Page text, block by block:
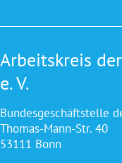
Arbeitskreis
e. V.
Bundesgeschäftstelle
Thomas-Mann-Str. 40
53111 Bonn